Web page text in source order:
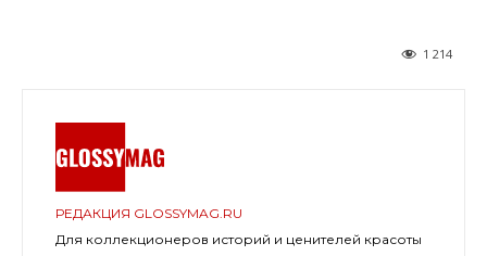
1 214
РЕДАКЦИЯ GLOSSYMAG.RU
Для коллекционеров историй и ценителей красоты